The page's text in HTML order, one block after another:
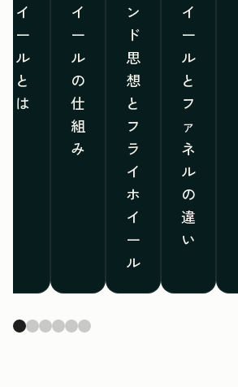
イ
ー
ル
と
は
イ
ー
ル
の
仕
組
み
ン
ド
思
想
と
フ
ラ
イ
ホ
イ
ー
ル
イ
ー
ル
と
フ
ァ
ネ
ル
の
違
い